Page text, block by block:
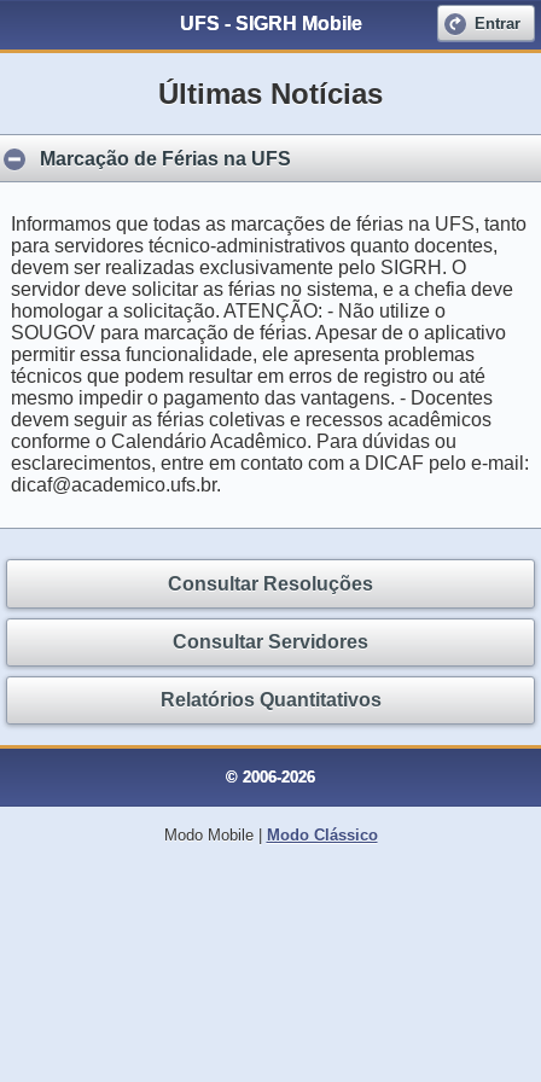
UFS - SIGRH Mobile Entrar
Últimas Notícias
Marcação de Férias na UFS
Informamos que todas as marcações de férias na UFS, tanto
para servidores técnico-administrativos quanto docentes,
devem ser realizadas exclusivamente pelo SIGRH. O
servidor deve solicitar as férias no sistema, e a chefia deve
homologar a solicitação. ATENÇÃO: - Não utilize o
SOUGOV para marcação de férias. Apesar de o aplicativo
permitir essa funcionalidade, ele apresenta problemas
técnicos que podem resultar em erros de registro ou até
mesmo impedir o pagamento das vantagens. - Docentes
devem seguir as férias coletivas e recessos acadêmicos
conforme o Calendário Acadêmico. Para dúvidas ou
esclarecimentos, entre em contato com a DICAF pelo e-mail:
dicaf@academico.ufs.br.
Consultar Resoluções
Consultar Servidores
Relatórios Quantitativos
© 2006-2026
Modo Mobile| Modo Clássico